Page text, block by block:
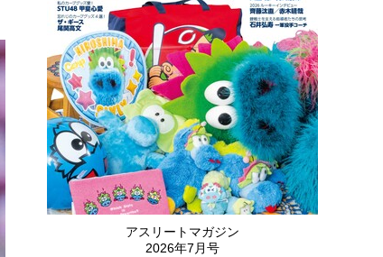
アスリートマガジン
2026年7月号